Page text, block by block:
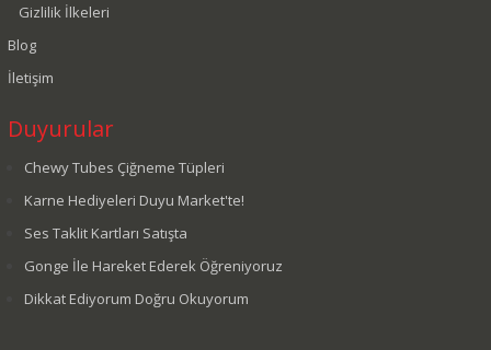
Gizlilik İlkeleri
Blog
İletişim
Duyurular
Chewy Tubes Çiğneme Tüpleri
Karne Hediyeleri Duyu Market'te!
Ses Taklit Kartları Satışta
Gonge İle Hareket Ederek Öğreniyoruz
Dikkat Ediyorum Doğru Okuyorum